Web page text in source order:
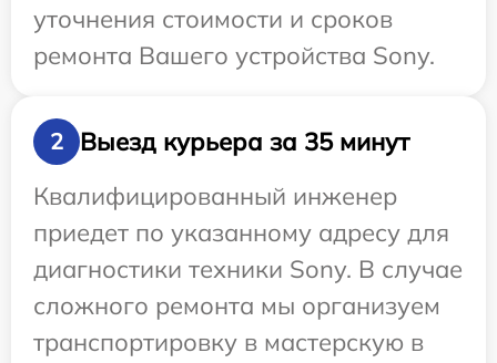
уточнения стоимости и сроков
ремонта Вашего устройства Sony.
2
Выезд курьера за 35 минут
Квалифицированный инженер
приедет по указанному адресу для
диагностики техники Sony. В случае
сложного ремонта мы организуем
транспортировку в мастерскую в